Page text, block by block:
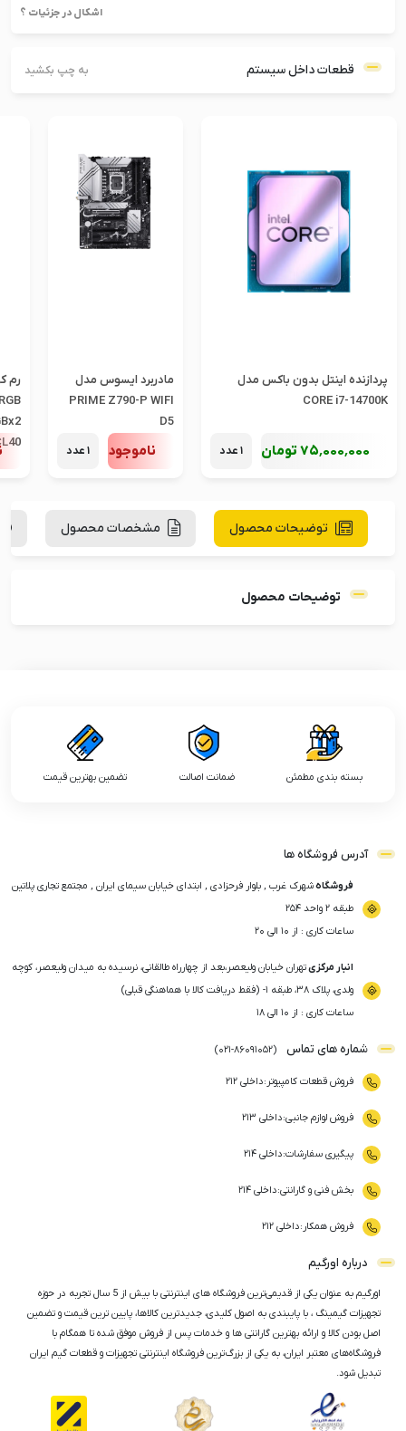
اشکال در جزئیات ؟
قطعات داخل سیستم به چپ بکشید
پردازنده اینتل بدون باکس مدل
CORE i7-14700K
75٬000٬000تومان 1 عدد
مادربرد ایسوس مدل
PRIME Z790-P WIFI
D5
ناموجود 1 عدد
رم
توضیحات محصول مشخصات محصول
توضیحات محصول
بسته بندی مطمئن ضمانت اصالت تضمین بهترین قیمت
آدرس فروشگاه ها
فروشگاهشهرک غرب , بلوار فرحزادی , ابتدای خیابان سیمای ایران , مجتمع تجاری پلاتین
طبقه ۲ واحد ۲۵۴
ساعات کاری : از ۱۰ الی ۲۰
انبار مرکزیتهران خیابان ولیعصر،بعد از چهارراه طالقانی، نرسیده به میدان ولیعصر، کوچه
ولدی، پلاک ۳۸، طبقه ۱- (فقط دریافت کالا با هماهنگی قبلی)
ساعات کاری : از ۱۰ الی ۱۸
شماره های تماس (
021-86091052
)
فروش قطعات کامپیوتر :داخلی ۲۱۲
فروش لوازم جانبی:داخلی ۲۱۳
پیگیری سفارشات:داخلی ۲۱۴
بخش فنی و گارانتی:داخلی ۲۱۴
فروش همکار :داخلی ۲۱۲
درباره اورگیم
اورگیم به عنوان یکی از قدیمی‌ترین فروشگاه های اینترنتی با بیش از 5 سال تجربه در حوزه
تجهیزات گیمینگ ، با پایبندی به اصول کلیدی، جدیدترین کالاها، پایین ترین قیمت و تضمین
اصل‌ بودن کالا و ارائه بهترین گارانتی ها و خدمات پس از فروش موفق شده تا همگام با
فروشگاه‌های معتبر ایران، به یکی از بزرگ‌ترین فروشگاه اینترنتی تجهیزات و قطعات گیم ایران
تبدیل شود.